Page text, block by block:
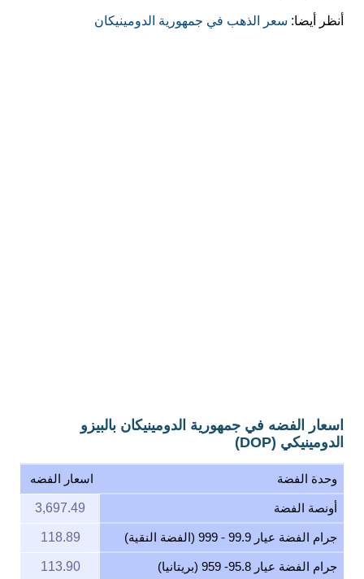
أنظر أيضا: سعر الذهب في جمهورية الدومينيكان
اسعار الفضه في جمهورية الدومينيكان بالبيزو
الدومينيكي (DOP)
وحدة الفضة اسعار الفضه
أونصة الفضة 3,697.49
جرام الفضة عيار 99.9 - 999 (الفضة النقية) 118.89
جرام الفضة عيار 95.8- 959 (بريتانيا) 113.90